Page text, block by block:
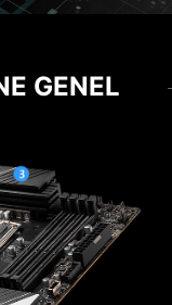
GENEL
EZ M.2
hızlı ve